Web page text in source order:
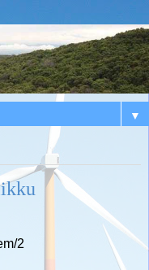
▼
2